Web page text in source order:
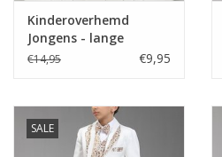
Kinderoverhemd
Jongens - lange
mouwen - wit
€14,95 €9,95
SALE